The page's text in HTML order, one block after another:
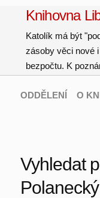
Knihovna
Katolík má být
zásoby věci nové
bezpočtu. K
ODDĚLENÍ O
Vyhledat